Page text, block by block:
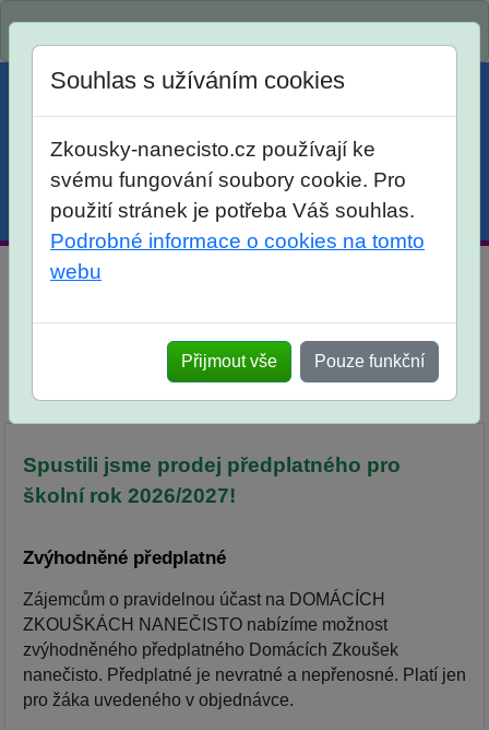
Menu Účet Košík
Termíny a harmonogram Předplatné
Tabule cti Diskuse
Souhlas s užíváním cookies
Zkousky-nanecisto.cz používají ke
svému fungování soubory cookie. Pro
použití stránek je potřeba Váš souhlas.
Podrobné informace o cookies na tomto
webu
Přijmout vše Pouze funkční
Spustili jsme prodej předplatného pro
školní rok 2026/2027!
Zvýhodněné předplatné
Zájemcům o pravidelnou účast na DOMÁCÍCH
ZKOUŠKÁCH NANEČISTO nabízíme možnost
zvýhodněného předplatného Domácích Zkoušek
nanečisto. Předplatné je nevratné a nepřenosné. Platí jen
pro žáka uvedeného v objednávce.